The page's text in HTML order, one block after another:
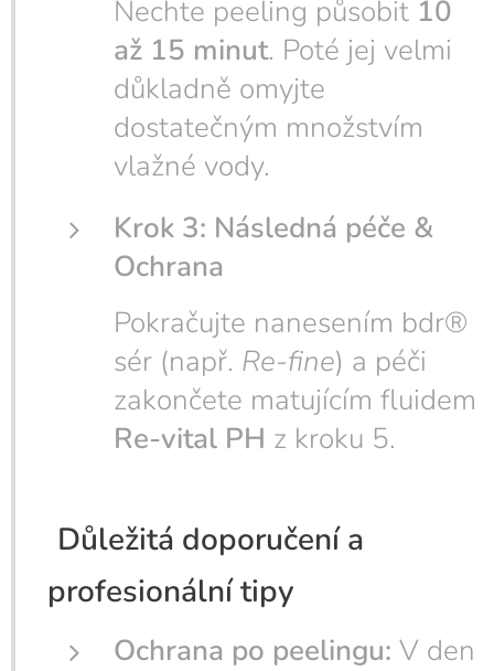
Nechte peeling působit 10
až 15 minut. Poté jej velmi
důkladně omyjte
dostatečným množstvím
vlažné vody.
Krok 3: Následná péče &
Ochrana
Pokračujte nanesením bdr®
sér (např. Re-fine) a péči
zakončete matujícím fluidem
Re-vital PH z kroku 5.
Důležitá doporučení a
profesionální tipy
Ochrana po peelingu: V den